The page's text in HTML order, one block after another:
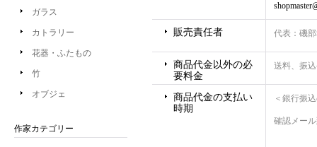
ガラス
カトラリー
花器・ふたもの
竹
オブジェ
作家カテゴリー
販売責任者 代表：磯
商品代金以外の必
要料金
送料、振
商品代金の支払い
時期
＜銀行振
確認メー